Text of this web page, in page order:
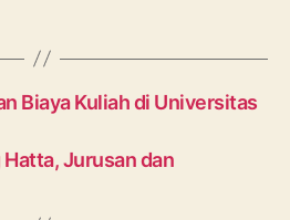
Biaya Kuliah di Universitas
Jurusan dan